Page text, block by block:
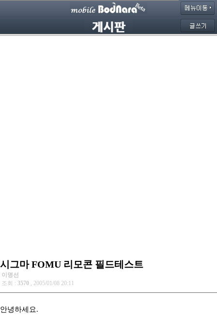
시그마 FOMU 리모콘 필드테스트
이명선
조회 : 3570 , 2005/01/08 20:11
안녕하세요.